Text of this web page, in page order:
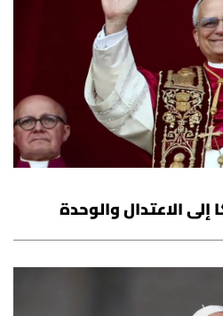
إلى الاعتدال والوحدة